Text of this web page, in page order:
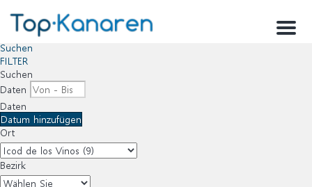
Menu
Suchen
FILTER
Suchen
Daten
Daten
Datum hinzufügen
Ort
Bezirk